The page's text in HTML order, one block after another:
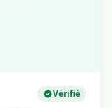
Vérifié